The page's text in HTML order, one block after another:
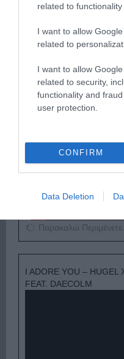
related to
I want to allow
related to
I want to allow
related to security,
functionality and
user protection.
CONFIRM
Data Deletion
Παρακαλώ
ΟΠΟΥ ΚΙ ΑΝ ΠΑΣ –
ΝΙΚΟΣ
Παρακαλώ Περιμένετε...
I ADORE YOU – HUGEL
FEAT. DAECOLM